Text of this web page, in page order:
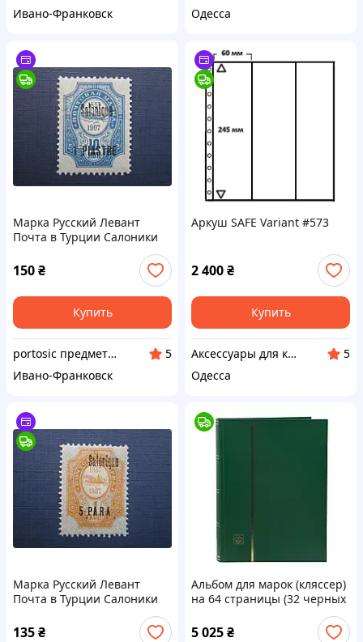
Ивано-Франковск
Одесса
Марка Русский Левант
Почта в Турции Салоники
1909 стандарт корабль 1
пиастр/10 коп MNH
150₴
Купить
portosic предметы коллекционирования
5
Ивано-Франковск
Аркуш SAFE Variant #573
2 400₴
Купить
Аксессуары для коллекционеров SAFE
5
Одесса
Марка Русский Левант
Почта в Турции Салоники
1909 стандарт корабль 5
пара/1 коп MNH
135₴
Альбом для марок (кляссер)
на 64 страницы (32 черных
Leuchtturm
5 025₴